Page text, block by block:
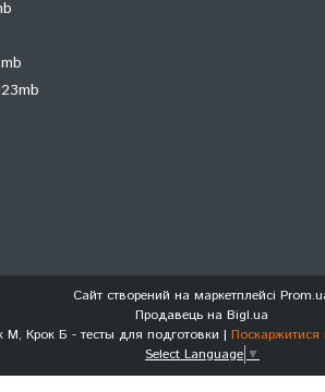
Сайт створений на маркетплейсі
Продавець на Bigl.ua
Крок 1, Крок 2, Крок 3, Крок М, Крок Б - тесты для подготовки | Поскаржитися
Select Language ▼